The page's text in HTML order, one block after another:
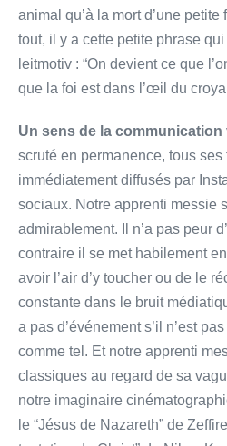
animal qu’à la mort d’une
tout, il y a cette petite phrase
leitmotiv : “On devient ce que
que la foi est dans l’œil du
Un sens de la communication
scruté en permanence, tous
immédiatement diffusés par
sociaux. Notre apprenti messie
admirablement. Il n’a pas peur
contraire il se met habilement
avoir l’air d’y toucher ou de le
constante dans le bruit
a pas d’événement s’il n’est
comme tel. Et notre apprenti
classiques au regard de sa
notre imaginaire
le “Jésus de Nazareth” de